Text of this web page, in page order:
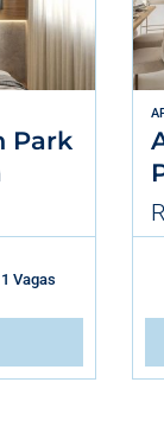
Park
1 Vagas